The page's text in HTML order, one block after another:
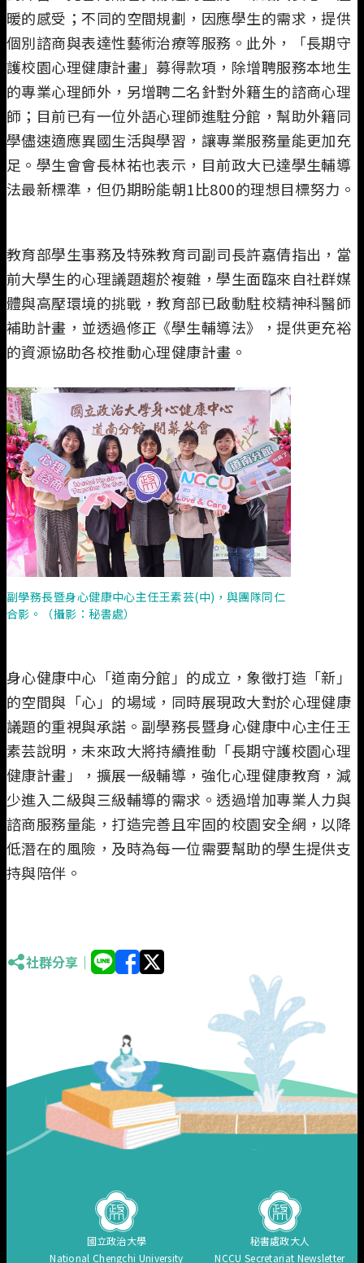
暖的感受；不同的空間規劃，因應學生的需求，提供
個別諮商與表達性藝術治療等服務。此外，「長期守
護校園心理健康計畫」募得款項，除增聘服務本地生
的專業心理師外，另增聘二名針對外籍生的諮商心理
師；目前已有一位外語心理師進駐分館，幫助外籍同
學儘速適應異國生活與學習，讓專業服務量能更加充
足。學生會會長林祐也表示，目前政大已達學生輔導
法最新標準，但仍期盼能朝1比800的理想目標努力。
教育部學生事務及特殊教育司副司長許嘉倩指出，當
前大學生的心理議題趨於複雜，學生面臨來自社群媒
體與高壓環境的挑戰，教育部已啟動駐校精神科醫師
補助計畫，並透過修正《學生輔導法》，提供更充裕
的資源協助各校推動心理健康計畫。
副學務長暨身心健康中心主任王素芸(中)，與團隊同仁
合影。（攝影：秘書處）
身心健康中心「道南分館」的成立，象徵打造「新」
的空間與「心」的場域，同時展現政大對於心理健康
議題的重視與承諾。副學務長暨身心健康中心主任王
素芸說明，未來政大將持續推動「長期守護校園心理
健康計畫」，擴展一級輔導，強化心理健康教育，減
少進入二級與三級輔導的需求。透過增加專業人力與
諮商服務量能，打造完善且牢固的校園安全網，以降
低潛在的風險，及時為每一位需要幫助的學生提供支
持與陪伴。
社群分享｜
國立政治大學
National Chengchi University
秘書處政大人
NCCU Secretariat Newsletter